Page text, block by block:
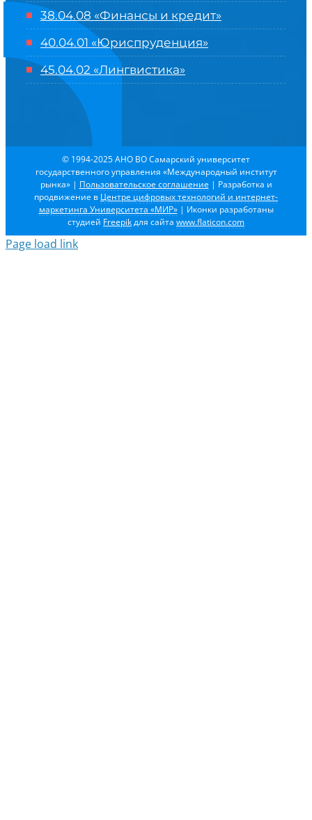
38.04.08 «Финансы и кредит»
40.04.01 «Юриспруденция»
45.04.02 «Лингвистика»
© 1994-2025 АНО ВО Самарский университет
государственного управления «Международный институт
рынка» | Пользовательское соглашение | Разработка и
продвижение в Центре цифровых технологий и интернет-
маркетинга Университета «МИР»| Иконки разработаны
студией Freepikдля сайта www.flaticon.com
Page load link